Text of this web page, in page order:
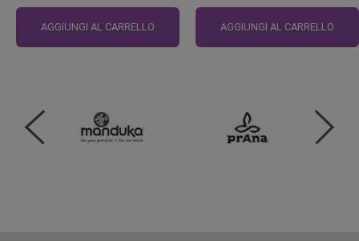
regolare
AGGIUNGI AL CARRELLO
regolare
AGGIUNGI AL CARRELLO